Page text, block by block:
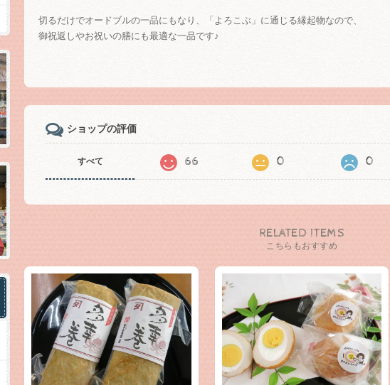
切るだけでオードブルの一品にもなり、「よろこぶ」に通じる縁起物なので、
御祝返しやお祝いの膳にも最適な一品です♪
ショップの評価
すべて 66 0 0
RELATED ITEMS
こちらもおすすめ